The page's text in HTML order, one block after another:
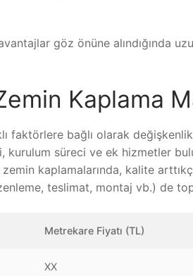
göz önüne alındığında
Kaplama
faktörlere bağlı olarak
kurulum süreci ve ek hizmetler
kaplamalarında, kalite
teslimat, montaj vb.) de
Metrekare Fiyatı (TL)
XX